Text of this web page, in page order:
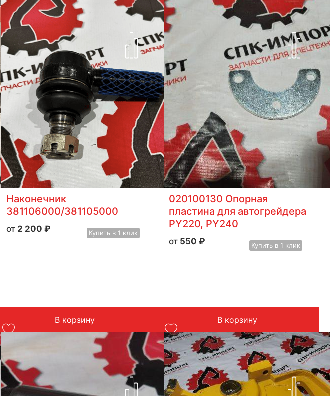
Наконечник
381106000/381105000
2 200 ₽ Купить в 1 клик
В корзину
020100130 Опорная
пластина для автогрейдера
PY220, PY240
550 ₽ Купить в 1 клик
В корзину